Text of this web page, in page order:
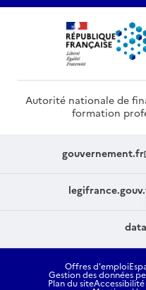
Autorité nationale de
formation
gouvernement.fr
Offres d'emploi
Gestion des données
Plan du site